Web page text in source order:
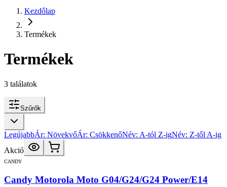
Kezdőlap
Termékek
Termékek
3 találatok
Szűrők
LegújabbÁr: NövekvőÁr: CsökkenőNév: A-tól Z-igNév: Z-től A-ig
Akció
CANDY
Candy Motorola Moto G04/G24/G24 Power/E14